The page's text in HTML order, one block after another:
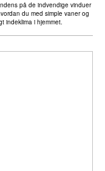
på de indvendige vinduer
du med simple vaner og
indeklima i hjemmet.